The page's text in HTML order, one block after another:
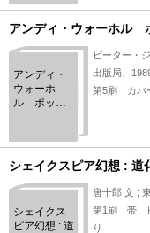
アンディ・ウォーホル
アンディ・
ウォーホ
ル ポッ
ピーター・
出版局、
第5刷 カ
シェイクスピア幻想 : 道
シェイクス
ピア幻想 : 道
唐十郎 文 ;
第1刷 帯 ビ
り